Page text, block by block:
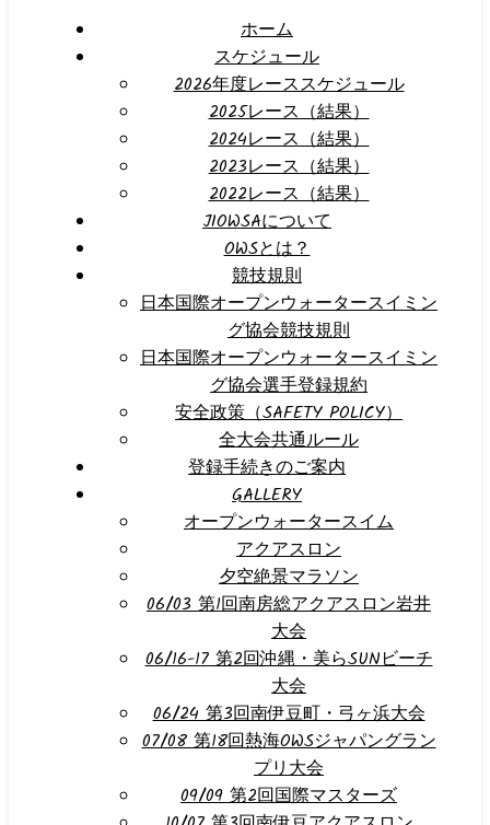
ホーム
スケジュール
2026年度レーススケジュール
2025レース（結果）
2024レース（結果）
2023レース（結果）
2022レース（結果）
JIOWSAについて
OWSとは？
競技規則
日本国際オープンウォータースイミン
グ協会競技規則
日本国際オープンウォータースイミン
グ協会選手登録規約
安全政策（SAFETY POLICY）
全大会共通ルール
登録手続きのご案内
GALLERY
オープンウォータースイム
アクアスロン
夕空絶景マラソン
06/03 第1回南房総アクアスロン岩井
大会
06/16-17 第2回沖縄・美らSUNビーチ
大会
06/24 第3回南伊豆町・弓ヶ浜大会
07/08 第18回熱海OWSジャパングラン
プリ大会
09/09 第2回国際マスターズ